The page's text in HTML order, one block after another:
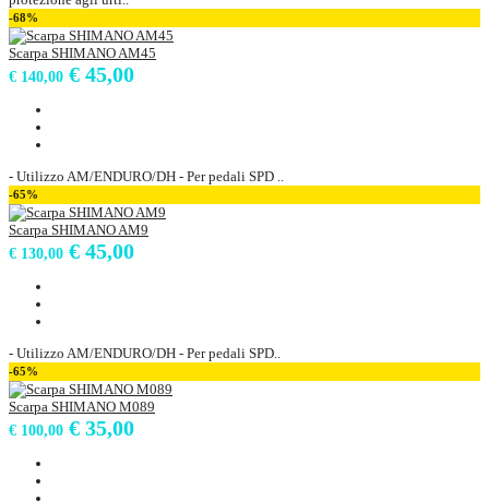
-68%
Scarpa SHIMANO AM45
€ 140,00 € 45,00
- Utilizzo AM/ENDURO/DH - Per pedali SPD ..
-65%
Scarpa SHIMANO AM9
€ 130,00 € 45,00
- Utilizzo AM/ENDURO/DH - Per pedali SPD..
-65%
Scarpa SHIMANO M089
€ 100,00 € 35,00